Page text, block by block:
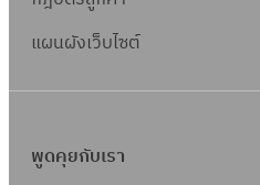
แผนผังเว็บไซต์
พูดคุยกับเรา